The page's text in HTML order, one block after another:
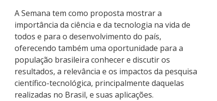
A Semana tem como proposta mostrar a
importância da ciência e da tecnologia na vida de
todos e para o desenvolvimento do país,
oferecendo também uma oportunidade para a
população brasileira conhecer e discutir os
resultados, a relevância e os impactos da pesquisa
científico-tecnológica, principalmente daquelas
realizadas no Brasil, e suas aplicações.